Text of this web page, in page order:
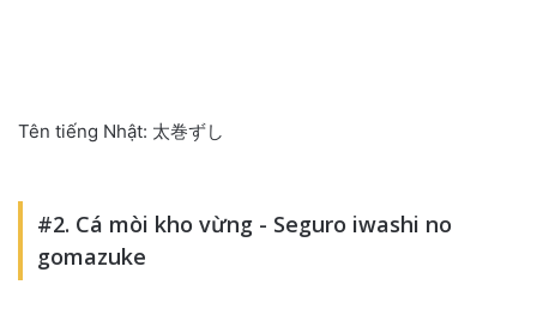
Tên tiếng Nhật: 太巻ずし
#2. Cá mòi kho vừng - Seguro iwashi no
gomazuke